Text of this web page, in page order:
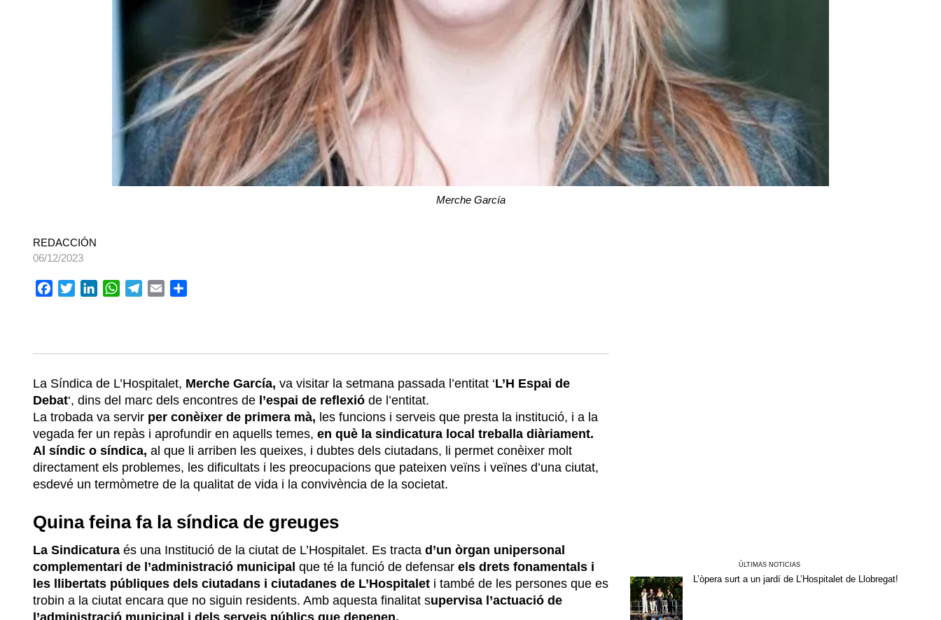
Merche García
REDACCIÓN
06/12/2023
FacebookTwitterLinkedInWhatsApp
Telegram
Email
La Síndica de L’Hospitalet, Merche García, va visitar la setmana passada l’entitat ‘L’H Espai de
Debat‘, dins del marc dels encontres de l’espai de reflexió de l’entitat.
La trobada va servir per conèixer de primera mà, les funcions i serveis que presta la institució, i a la
vegada fer un repàs i aprofundir en aquells temes, en què la sindicatura local treballa diàriament.
Al síndic o síndica, al que li arriben les queixes, i dubtes dels ciutadans, li permet conèixer molt
directament els problemes, les dificultats i les preocupacions que pateixen veïns i veïnes d’una ciutat,
esdevé un termòmetre de la qualitat de vida i la convivència de la societat.
Quina feina fa la síndica de greuges
La Sindicatura és una Institució de la ciutat de L’Hospitalet. Es tracta d’un òrgan unipersonal
complementari de l’administració municipal que té la funció de defensar els drets fonamentals i
les llibertats públiques dels ciutadans i ciutadanes de L’Hospitalet i també de les persones que es
trobin a la ciutat encara que no siguin residents. Amb aquesta finalitat supervisa l’actuació de
l’administració municipal i dels serveis públics que depenen.
ÚLTIMAS NOTICIAS
L’òpera surt a un jardí de L’Hospitalet de Llobregat!